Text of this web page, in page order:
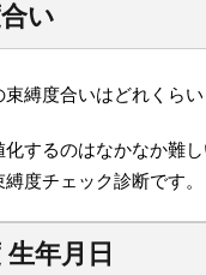
い
縛度合いはどれくらい
化するのはなかなか難
度チェック診断です。
年月日